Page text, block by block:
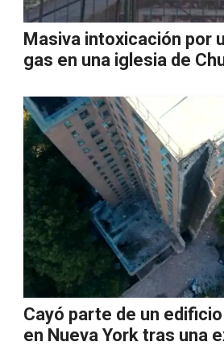
Masiva intoxicación por
gas en una iglesia de
Cayó parte de un
en Nueva York tras una